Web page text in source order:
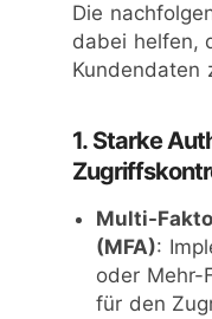
Die
dabei helfen,
Kundendaten
1. Starke
Multi-
(MFA):
oder Mehr-
für den